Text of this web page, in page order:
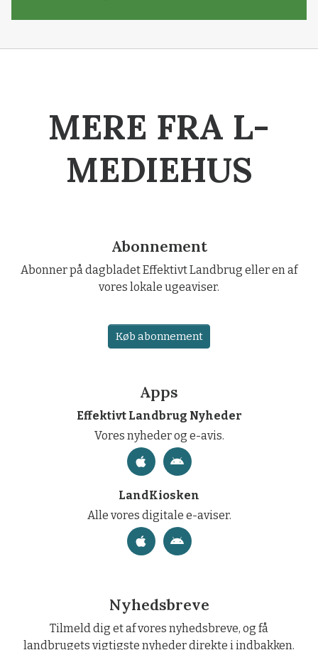
MERE FRA L-
MEDIEHUS
Abonnement
Abonner på dagbladet Effektivt Landbrug eller en af
vores lokale ugeaviser.
Køb abonnement
Apps
Effektivt Landbrug Nyheder
Vores nyheder og e-avis.
LandKiosken
Alle vores digitale e-aviser.
Nyhedsbreve
Tilmeld dig et af vores nyhedsbreve, og få
landbrugets vigtigste nyheder direkte i indbakken.